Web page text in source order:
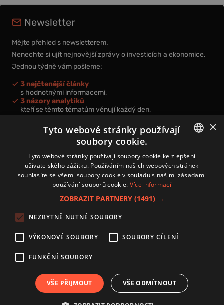
Newsletter
Mějte přehled s newsletterem.
Nenechte si ujít nejnovější zprávy o investicích a ekonomice.
Jednou týdně vám pošleme:
3 nejčtenější články
s hodnotnými informacemi,
3 názory analytiků
kteří se těmto tématům věnují každý den,
nová videa a podcasty
k prohloubení vašich znalostí.
Přihlášením k newsletteru vyjadřujete svůj souhlas spodmínkami
zpracování osobních údajů.
Zásady používání souborů cookies
Autoři
Nastavení cookies
CZECH
×
Tyto webové stránky používají
soubory cookie.
Tyto webové stránky používají soubory cookie ke zlepšení
uživatelského zážitku. Používáním našich webových stránek
souhlasíte se všemi soubory cookie v souladu s našimi zásadami
používání souborů cookie. Více informací
ZOBRAZIT PARTNERY (1491) →
NEZBYTNĚ NUTNÉ SOUBORY
VÝKONOVÉ SOUBORY SOUBORY CÍLENÍ
FUNKČNÍ SOUBORY
VŠE PŘIJMOUT VŠE ODMÍTNOUT